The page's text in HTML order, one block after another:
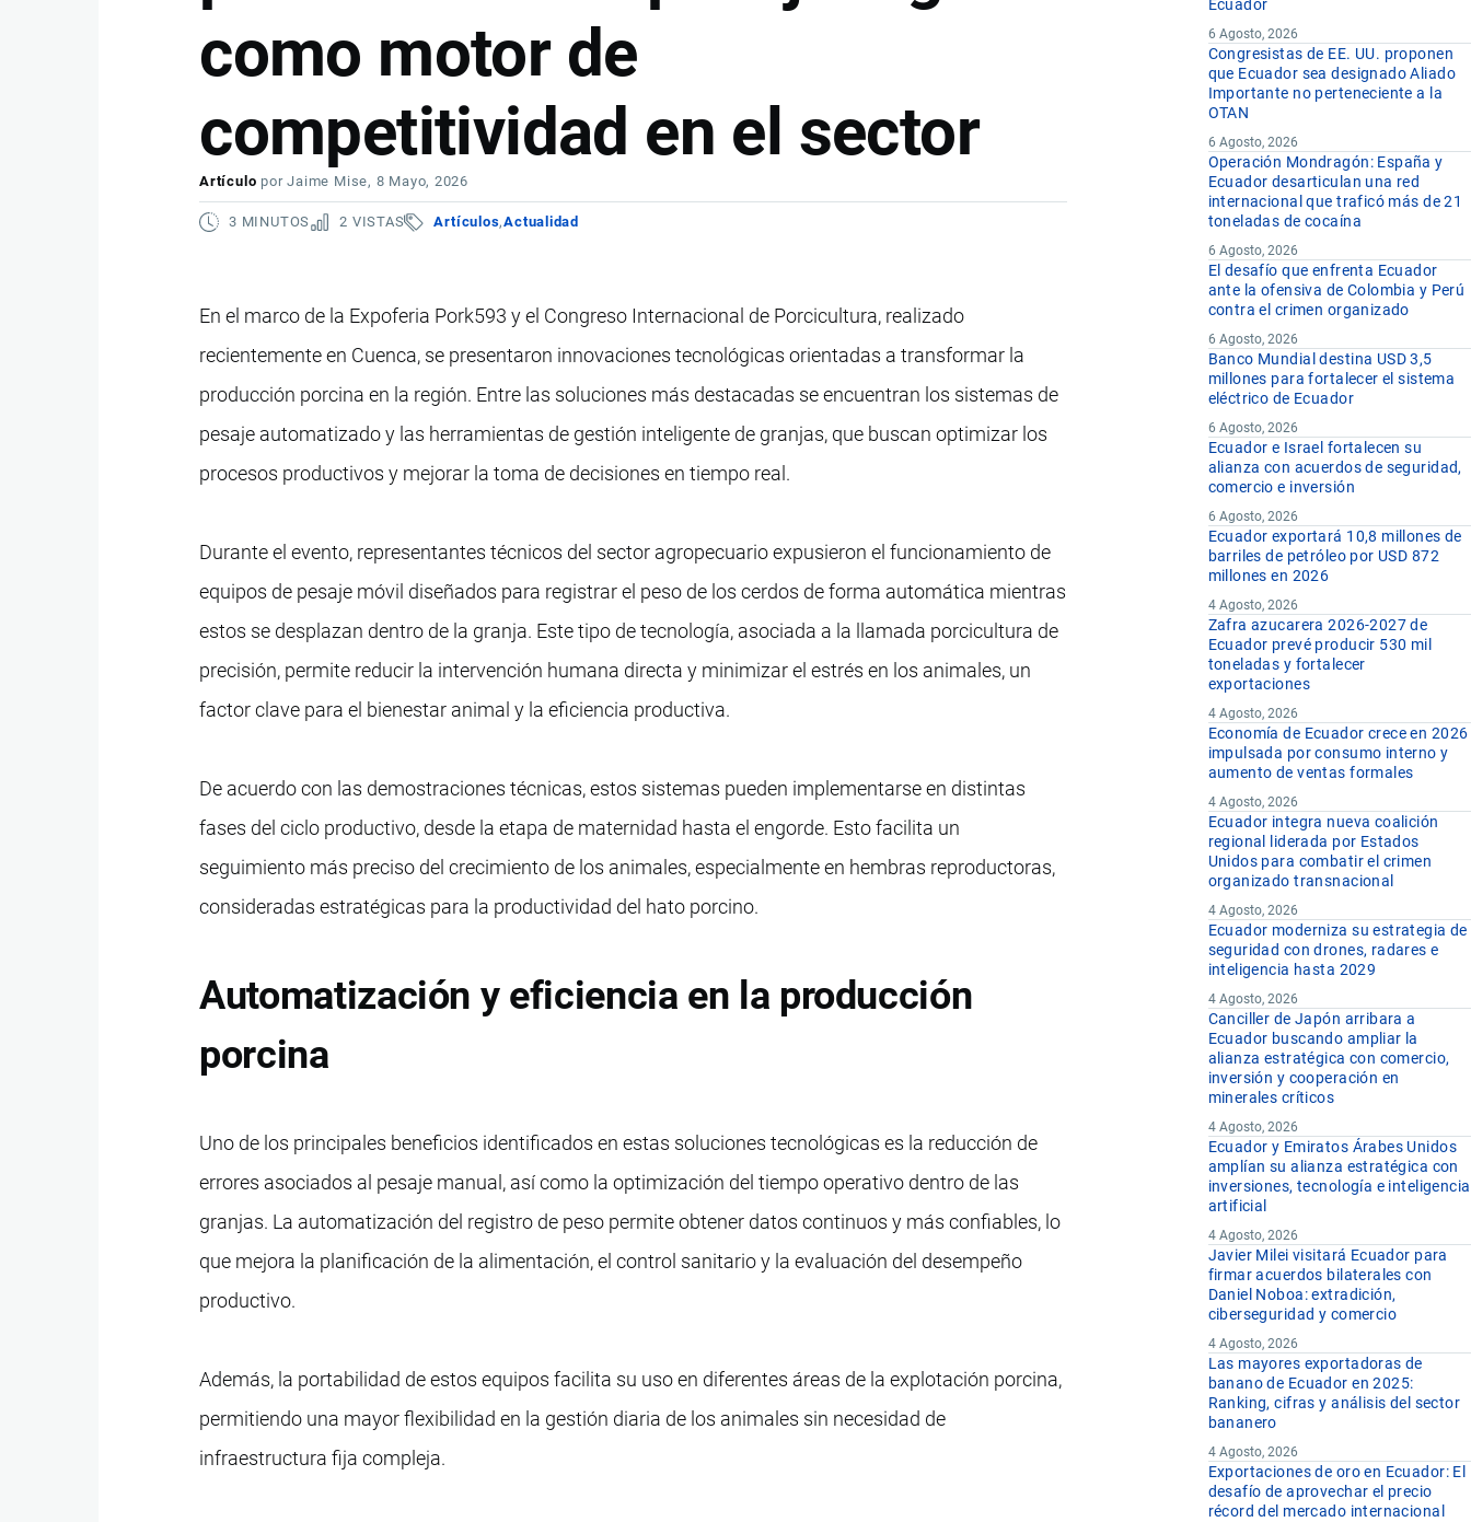
como motor de
competitividad en el sector
Artículo porJaime Mise, 8 Mayo, 2026
3 MINUTOS 2 VISTAS Artículos Actualidad
En el marco de la Expoferia Pork593 y el Congreso Internacional de Porcicultura, realizado
recientemente en Cuenca, se presentaron innovaciones tecnológicas orientadas a transformar la
producción porcina en la región. Entre las soluciones más destacadas se encuentran los sistemas de
pesaje automatizado y las herramientas de gestión inteligente de granjas, que buscan optimizar los
procesos productivos y mejorar la toma de decisiones en tiempo real.
Durante el evento, representantes técnicos del sector agropecuario expusieron el funcionamiento de
equipos de pesaje móvil diseñados para registrar el peso de los cerdos de forma automática mientras
estos se desplazan dentro de la granja. Este tipo de tecnología, asociada a la llamada porcicultura de
precisión, permite reducir la intervención humana directa y minimizar el estrés en los animales, un
factor clave para el bienestar animal y la eficiencia productiva.
De acuerdo con las demostraciones técnicas, estos sistemas pueden implementarse en distintas
fases del ciclo productivo, desde la etapa de maternidad hasta el engorde. Esto facilita un
seguimiento más preciso del crecimiento de los animales, especialmente en hembras reproductoras,
consideradas estratégicas para la productividad del hato porcino.
Automatización y eficiencia en la producción
porcina
Uno de los principales beneficios identificados en estas soluciones tecnológicas es la reducción de
errores asociados al pesaje manual, así como la optimización del tiempo operativo dentro de las
granjas. La automatización del registro de peso permite obtener datos continuos y más confiables, lo
que mejora la planificación de la alimentación, el control sanitario y la evaluación del desempeño
productivo.
Además, la portabilidad de estos equipos facilita su uso en diferentes áreas de la explotación porcina,
permitiendo una mayor flexibilidad en la gestión diaria de los animales sin necesidad de
infraestructura fija compleja.
Ecuador
6 Agosto, 2026
Congresistas de EE. UU. proponen
que Ecuador sea designado Aliado
Importante no perteneciente a la
OTAN
6 Agosto, 2026
Operación Mondragón: España y
Ecuador desarticulan una red
internacional que traficó más de 21
toneladas de cocaína
6 Agosto, 2026
El desafío que enfrenta Ecuador
ante la ofensiva de Colombia y Perú
contra el crimen organizado
6 Agosto, 2026
Banco Mundial destina USD 3,5
millones para fortalecer el sistema
eléctrico de Ecuador
6 Agosto, 2026
Ecuador e Israel fortalecen su
alianza con acuerdos de seguridad,
comercio e inversión
6 Agosto, 2026
Ecuador exportará 10,8 millones de
barriles de petróleo por USD 872
millones en 2026
4 Agosto, 2026
Zafra azucarera 2026-2027 de
Ecuador prevé producir 530 mil
toneladas y fortalecer
exportaciones
4 Agosto, 2026
Economía de Ecuador crece en 2026
impulsada por consumo interno y
aumento de ventas formales
4 Agosto, 2026
Ecuador integra nueva coalición
regional liderada por Estados
Unidos para combatir el crimen
organizado transnacional
4 Agosto, 2026
Ecuador moderniza su estrategia de
seguridad con drones, radares e
inteligencia hasta 2029
4 Agosto, 2026
Canciller de Japón arribara a
Ecuador buscando ampliar la
alianza estratégica con comercio,
inversión y cooperación en
minerales críticos
4 Agosto, 2026
Ecuador y Emiratos Árabes Unidos
amplían su alianza estratégica con
inversiones, tecnología e inteligencia
artificial
4 Agosto, 2026
Javier Milei visitará Ecuador para
firmar acuerdos bilaterales con
Daniel Noboa: extradición,
ciberseguridad y comercio
4 Agosto, 2026
Las mayores exportadoras de
banano de Ecuador en 2025:
Ranking, cifras y análisis del sector
bananero
4 Agosto, 2026
Exportaciones de oro en Ecuador: El
desafío de aprovechar el precio
récord del mercado internacional